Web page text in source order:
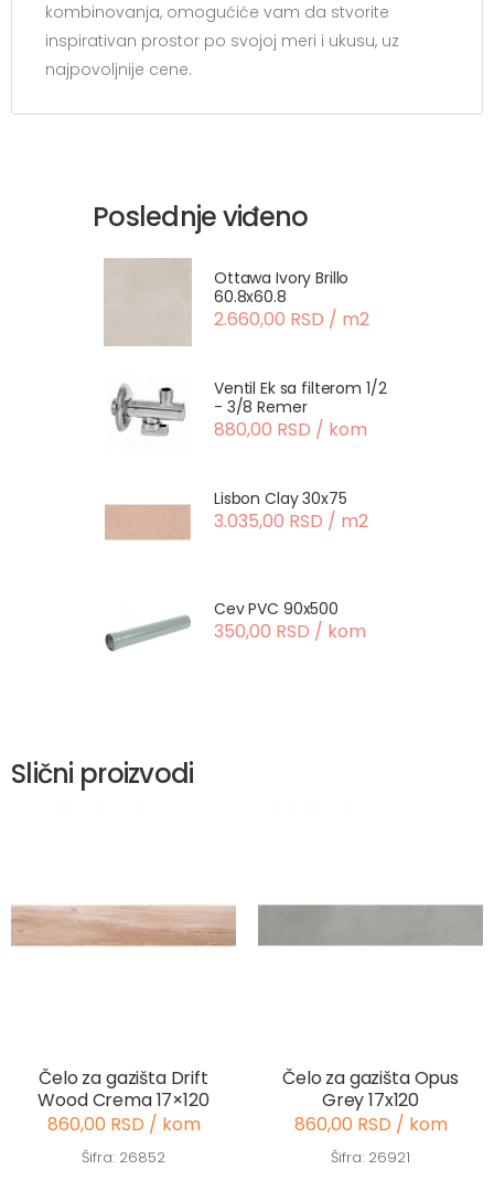
kombinovanja, omogućiće vam da stvorite
inspirativan prostor po svojoj meri i ukusu, uz
najpovoljnije cene.
Poslednje viđeno
Ottawa Ivory Brillo
60.8x60.8
2.660,00 RSD / m2
Ventil Ek sa filterom 1/2
- 3/8 Remer
880,00 RSD / kom
Lisbon Clay 30x75
3.035,00 RSD / m2
Cev PVC 90x500
350,00 RSD / kom
Slični proizvodi
Čelo za gazišta Drift
Wood Crema 17×120
860,00 RSD / kom
Šifra: 26852
Čelo za gazišta Opus
Grey 17x120
860,00 RSD / kom
Šifra: 26921